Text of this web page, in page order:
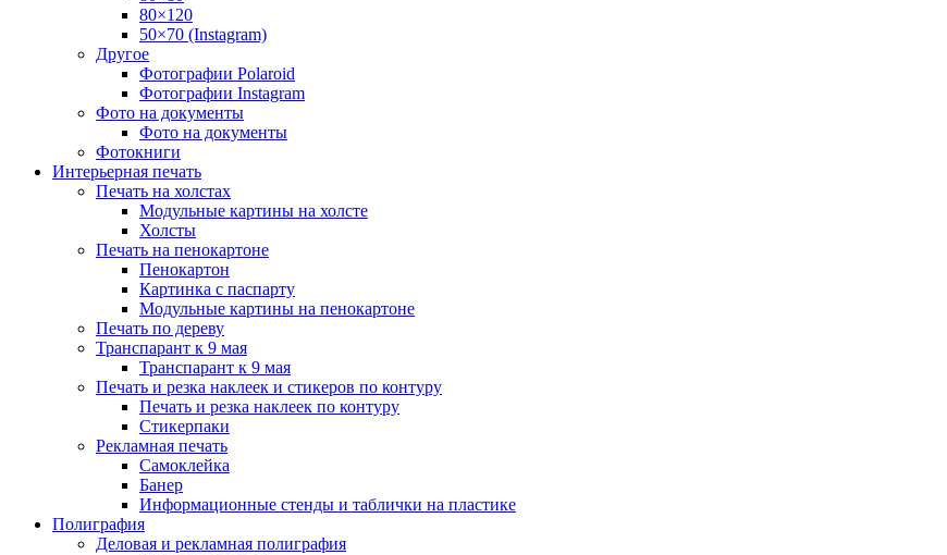
80×120
50×70 (Instagram)
Другое
Фотографии Polaroid
Фотографии Instagram
Фото на документы
Фото на документы
Фотокниги
Интерьерная печать
Печать на холстах
Модульные картины на холсте
Холсты
Печать на пенокартоне
Пенокартон
Картинка с паспарту
Модульные картины на пенокартоне
Печать по дереву
Транспарант к 9 мая
Транспарант к 9 мая
Печать и резка наклеек и стикеров по контуру
Печать и резка наклеек по контуру
Стикерпаки
Рекламная печать
Самоклейка
Банер
Информационные стенды и таблички на пластике
Полиграфия
Деловая и рекламная полиграфия